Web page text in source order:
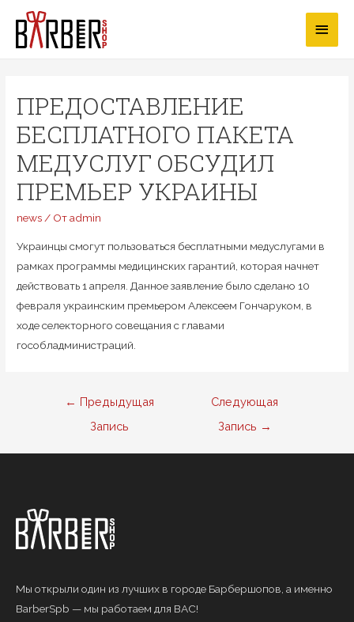
Перейти
содержимому
ПРЕДОСТАВЛЕНИЕ
БЕСПЛАТНОГО ПАКЕТА
МЕДУСЛУГ ОБСУДИЛ
ПРЕМЬЕР УКРАИНЫ
news/ Отadmin
Украинцы смогут пользоваться бесплатными медуслугами в
рамках программы медицинских гарантий, которая начнет
действовать 1 апреля. Данное заявление было сделано 10
февраля украинским премьером Алексеем Гончаруком, в
ходе селекторного совещания с главами
гособладминистраций.
Навигация
← Предыдущая
Запись
Следующая
Запись →
Мы открыли один из лучших в городе Барбершопов, а именно
BarberSpb — мы работаем для ВАС!